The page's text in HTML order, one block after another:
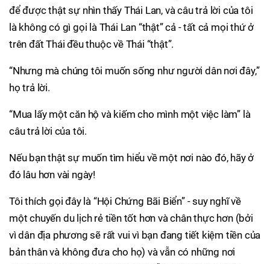
để được thật sự nhìn thấy Thái Lan, và câu trả lời của tôi
là không có gì gọi là Thái Lan “thật” cả - tất cả mọi thứ ở
trên đất Thái đều thuộc về Thái “thật”.
“Nhưng mà chúng tôi muốn sống như người dân nơi đây,”
họ trả lời.
“Mua lấy một căn hộ và kiếm cho mình một việc làm” là
câu trả lời của tôi.
Nếu bạn thật sự muốn tìm hiểu về một nơi nào đó, hãy ở
đó lâu hơn vài ngày!
Tôi thích gọi đây là “Hội Chứng Bãi Biển” - suy nghĩ về
một chuyến du lịch rẻ tiền tốt hơn và chân thực hơn (bởi
vì dân địa phương sẽ rất vui vì bạn đang tiết kiệm tiền của
bản thân và không đưa cho họ) và vẫn có những nơi